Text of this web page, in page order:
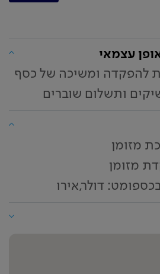
עצמאי
להפקדה ומשיכה של כסף
ותשלום שוברים
מזומן
מזומן
דולר,אירו